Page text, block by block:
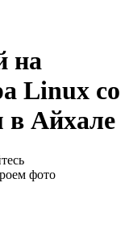
на
Linux со
Айхале
фото